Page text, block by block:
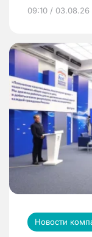
09:10 / 03.08.26
Новости